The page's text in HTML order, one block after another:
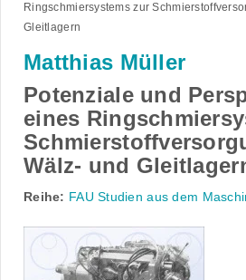
Ringschmiersystems zur
Gleitlagern
Matthias Müller
Potenziale und
eines
Wälz- und
Reihe: FAU Studien aus dem